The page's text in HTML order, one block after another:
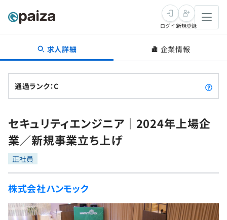
転職・キャリア
転職成功ガイド
転職エージェント
インタビュー
転職成功ガイド
新卒就活
求人検索
本選考
インターン
新卒エージェント
学習
問題集
プログラミング言語
ゲーム・マンガ
ログイン新規登録
求人詳細 企業情報
通過ランク：C
セキュリティエンジニア｜2024年上場企
業／新規事業立ち上げ
正社員
株式会社ハンモック